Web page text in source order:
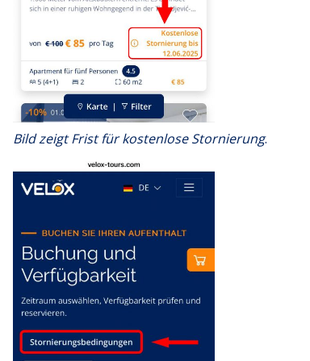
Bild zeigt Frist für kostenlose Stornierung.